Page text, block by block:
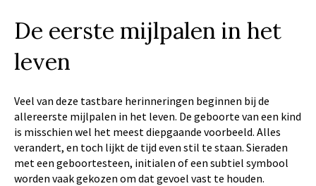
De eerste mijlpalen in het
leven
Veel van deze tastbare herinneringen beginnen bij de
allereerste mijlpalen in het leven. De geboorte van een kind
is misschien wel het meest diepgaande voorbeeld. Alles
verandert, en toch lijkt de tijd even stil te staan. Sieraden
met een geboortesteen, initialen of een subtiel symbool
worden vaak gekozen om dat gevoel vast te houden.